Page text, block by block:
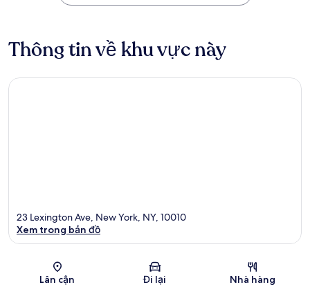
Thông tin về khu vực này
Bản đồ
23 Lexington Ave, New York, NY, 10010
Xem trong bản đồ
Lân cận Đi lại Nhà hàng